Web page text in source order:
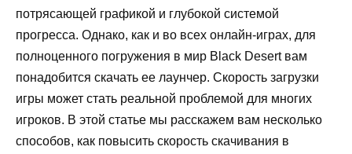
потрясающей графикой и глубокой системой
прогресса. Однако, как и во всех онлайн-играх, для
полноценного погружения в мир Black Desert вам
понадобится скачать ее лаунчер. Скорость загрузки
игры может стать реальной проблемой для многих
игроков. В этой статье мы расскажем вам несколько
способов, как повысить скорость скачивания в